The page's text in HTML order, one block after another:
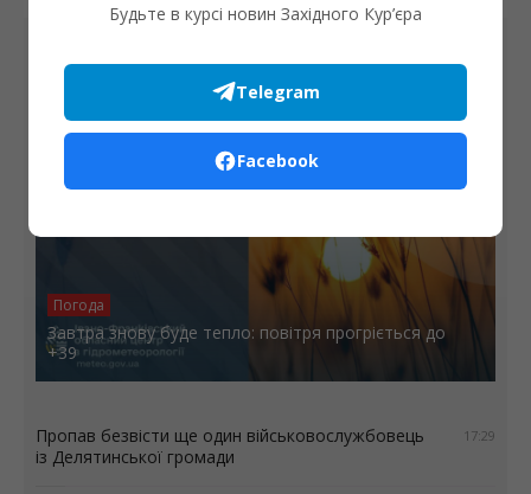
5 СЕРПНЯ
Погода
Завтра знову буде тепло: повітря прогріється до
+39
17:29
Пропав безвісти ще один військовослужбовець
із Делятинської громади
Будьте в курсі новин Західного Кур’єра
Telegram
Facebook